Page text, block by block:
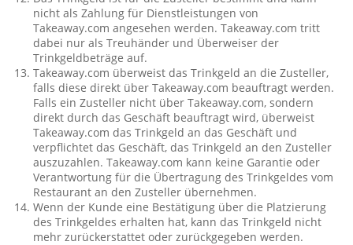
nicht als Zahlung für Dienstleistungen von
Takeaway.com angesehen werden. Takeaway.com tritt
dabei nur als Treuhänder und Überweiser der
Trinkgeldbeträge auf.
Takeaway.com überweist das Trinkgeld an die Zusteller,
falls diese direkt über Takeaway.com beauftragt werden.
Falls ein Zusteller nicht über Takeaway.com, sondern
direkt durch das Geschäft beauftragt wird, überweist
Takeaway.com das Trinkgeld an das Geschäft und
verpflichtet das Geschäft, das Trinkgeld an den Zusteller
auszuzahlen. Takeaway.com kann keine Garantie oder
Verantwortung für die Übertragung des Trinkgeldes vom
Restaurant an den Zusteller übernehmen.
Wenn der Kunde eine Bestätigung über die Platzierung
des Trinkgeldes erhalten hat, kann das Trinkgeld nicht
mehr zurückerstattet oder zurückgegeben werden.